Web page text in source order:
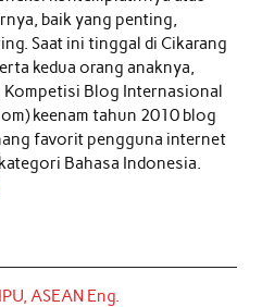
baik yang penting,
Saat ini tinggal di Cikarang
kedua orang anaknya,
Kompetisi Blog Internasional
keenam tahun 2010 blog
favorit pengguna internet
Bahasa Indonesia.
ASEAN Eng.